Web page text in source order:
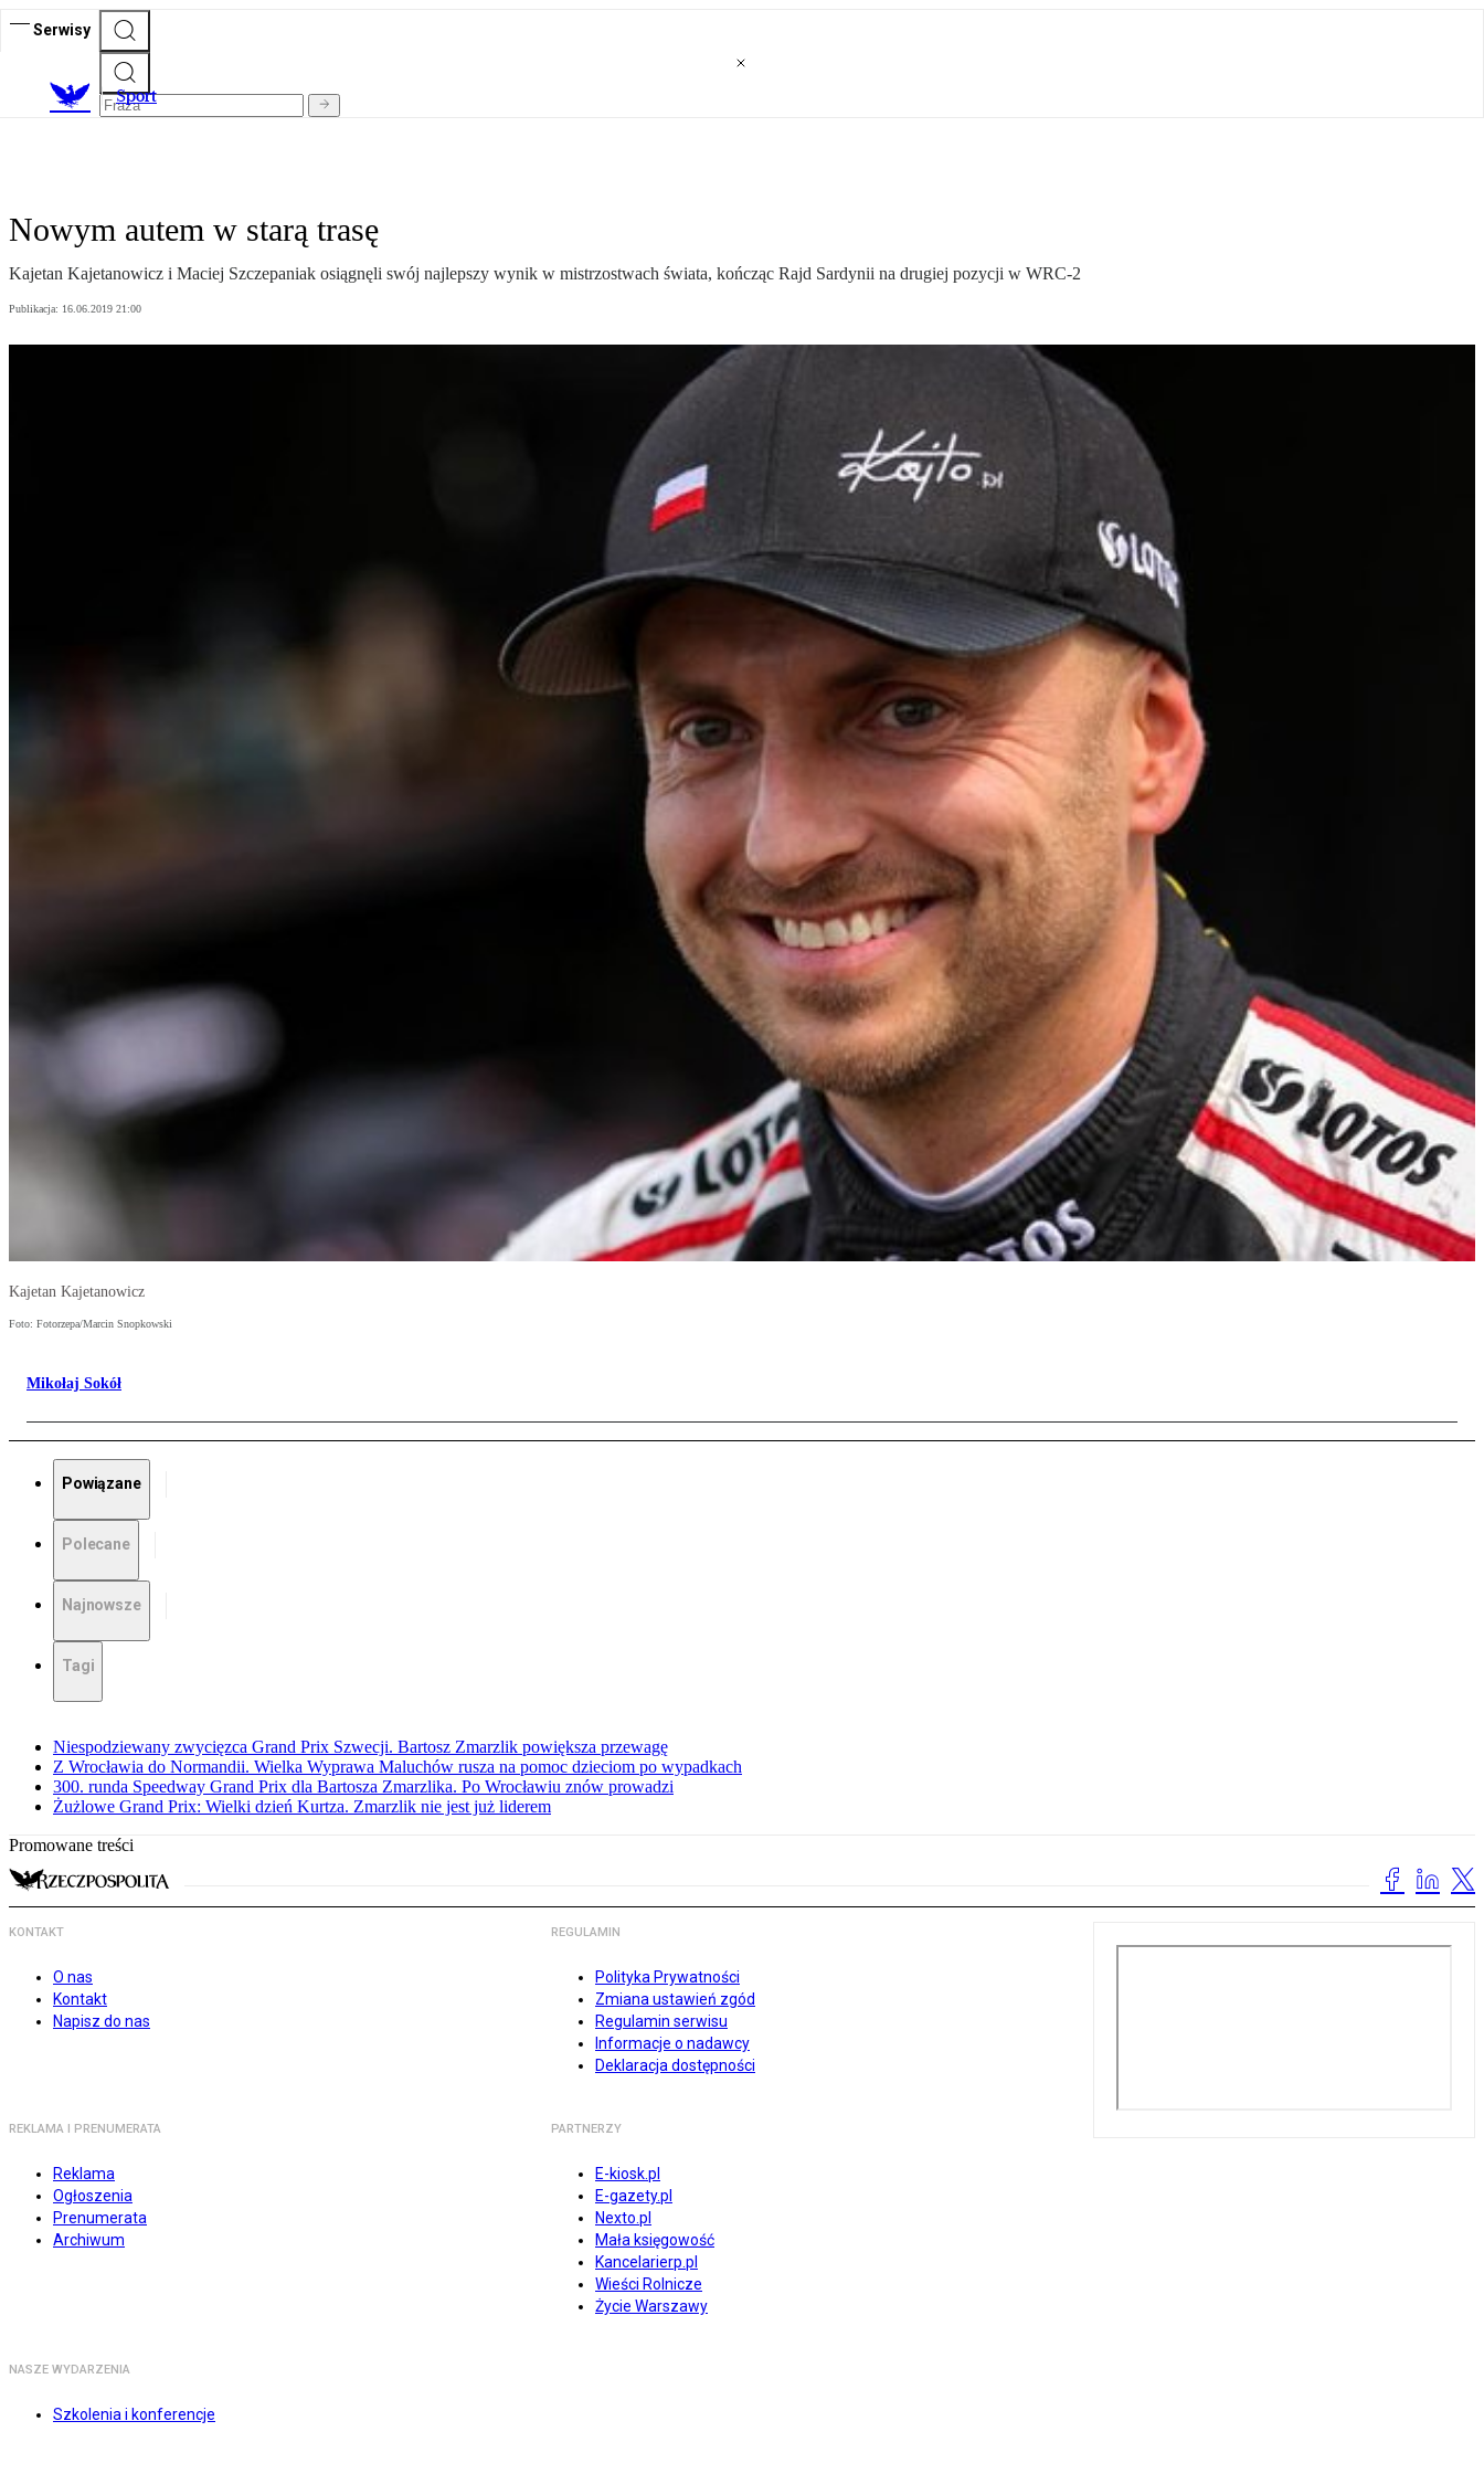
Serwisy
Sport
Nowym autem w starą trasę
Kajetan Kajetanowicz i Maciej Szczepaniak osiągnęli swój najlepszy wynik w mistrzostwach świata, kończąc Rajd Sardynii na drugiej pozycji w WRC-2
Publikacja: 16.06.2019 21:00
Kajetan Kajetanowicz
Foto: Fotorzepa/Marcin Snopkowski
Mikołaj Sokół
Powiązane
Polecane
Najnowsze
Tagi
Niespodziewany zwycięzca Grand Prix Szwecji. Bartosz Zmarzlik powiększa przewagę
Z Wrocławia do Normandii. Wielka Wyprawa Maluchów rusza na pomoc dzieciom po wypadkach
300. runda Speedway Grand Prix dla Bartosza Zmarzlika. Po Wrocławiu znów prowadzi
Żużlowe Grand Prix: Wielki dzień Kurtza. Zmarzlik nie jest już liderem
Promowane treści
KONTAKT
O nas
Kontakt
Napisz do nas
REGULAMIN
Polityka Prywatności
Zmiana ustawień zgód
Regulamin serwisu
Informacje o nadawcy
Deklaracja dostępności
REKLAMA I PRENUMERATA
Reklama
Ogłoszenia
Prenumerata
Archiwum
PARTNERZY
E-kiosk.pl
E-gazety.pl
Nexto.pl
Mała księgowość
Kancelarierp.pl
Wieści Rolnicze
Życie Warszawy
NASZE WYDARZENIA
Szkolenia i konferencje